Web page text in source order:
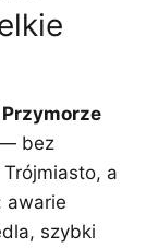
Przymorze
— bez
a
awarie
szybki